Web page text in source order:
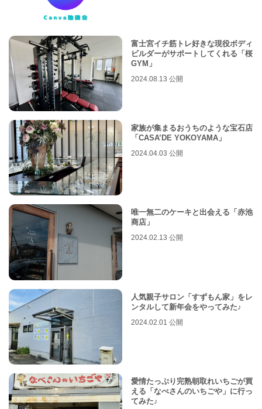
富士宮イチ筋トレ好きな現役ボディ
ビルダーがサポートしてくれる「桜
GYM」
2024.08.13 公開
家族が集まるおうちのような宝石店
「CASA’DE YOKOYAMA」
2024.04.03 公開
唯一無二のケーキと出会える「赤池
商店」
2024.02.13 公開
人気親子サロン「すずもん家」をレ
ンタルして新年会をやってみた♪
2024.02.01 公開
愛情たっぷり完熟朝取れいちごが買
える「なべさんのいちごや」に行っ
てみた♪